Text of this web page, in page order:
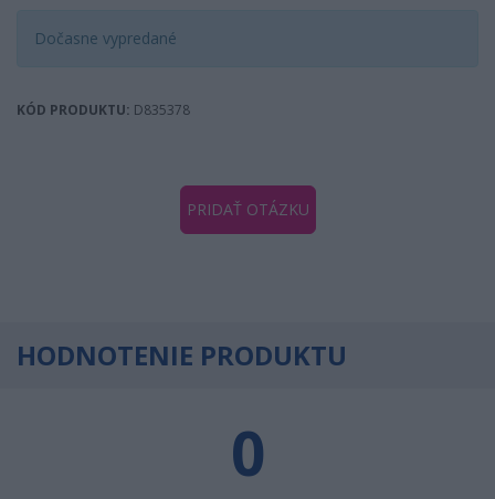
Dočasne vypredané
KÓD PRODUKTU: D835378
PRIDAŤ OTÁZKU
HODNOTENIE PRODUKTU
0